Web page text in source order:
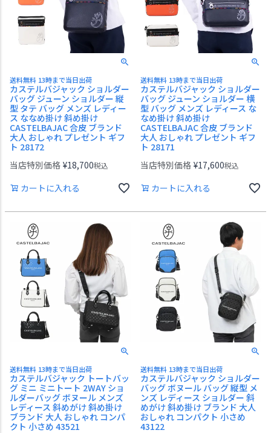
送料無料 13時まで当日出荷
カステルバジャック ショルダー
バッグ ジューン ショルダー 縦
型 タテ バッグ メンズ レディー
ス ななめ掛け 斜め掛け
CASTELBAJAC 合皮 ブランド
大人 おしゃれ プレゼント ギフ
ト 28172
当店特別価格 ¥18,700税込
カートに入れる
送料無料 13時まで当日出荷
カステルバジャック ショルダー
バッグ ジューン ショルダー 横
型 バッグ メンズ レディース な
なめ掛け 斜め掛け
CASTELBAJAC 合皮 ブランド
大人 おしゃれ プレゼント ギフ
ト 28171
当店特別価格 ¥17,600税込
カートに入れる
送料無料 13時まで当日出荷
カステルバジャック トートバッ
グ ミニ ミニトート 2WAY ショ
ルダーバッグ ボヌール メンズ
レディース 斜めがけ 斜め掛け
ブランド 大人 おしゃれ コンパ
クト 小さめ 43521
送料無料 13時まで当日出荷
カステルバジャック ショルダー
バッグ ボヌール バッグ 縦型 メ
ンズ レディース ショルダー 斜
めがけ 斜め掛け ブランド 大人
おしゃれ コンパクト 小さめ
43122